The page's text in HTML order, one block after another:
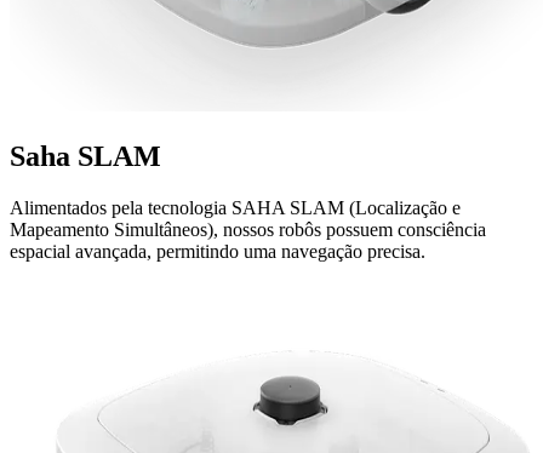
Saha SLAM
Alimentados pela tecnologia SAHA SLAM (Localização e
Mapeamento Simultâneos), nossos robôs possuem consciência
espacial avançada, permitindo uma navegação precisa.